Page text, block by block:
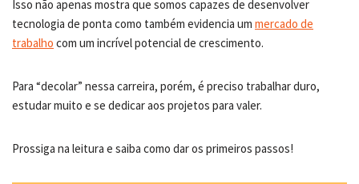
Isso não apenas mostra que somos capazes de desenvolver
tecnologia de ponta como também evidencia um mercado de
trabalho com um incrível potencial de crescimento.
Para “decolar” nessa carreira, porém, é preciso trabalhar duro,
estudar muito e se dedicar aos projetos para valer.
Prossiga na leitura e saiba como dar os primeiros passos!